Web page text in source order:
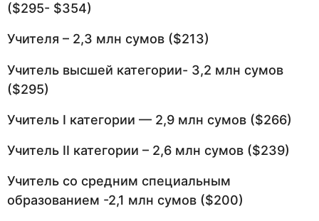
($295- $354)
Учителя – 2,3 млн сумов ($213)
Учитель высшей категории- 3,2 млн сумов
($295)
Учитель I категории — 2,9 млн сумов ($266)
Учитель II категории – 2,6 млн сумов ($239)
Учитель со средним специальным
образованием -2,1 млн сумов ($200)